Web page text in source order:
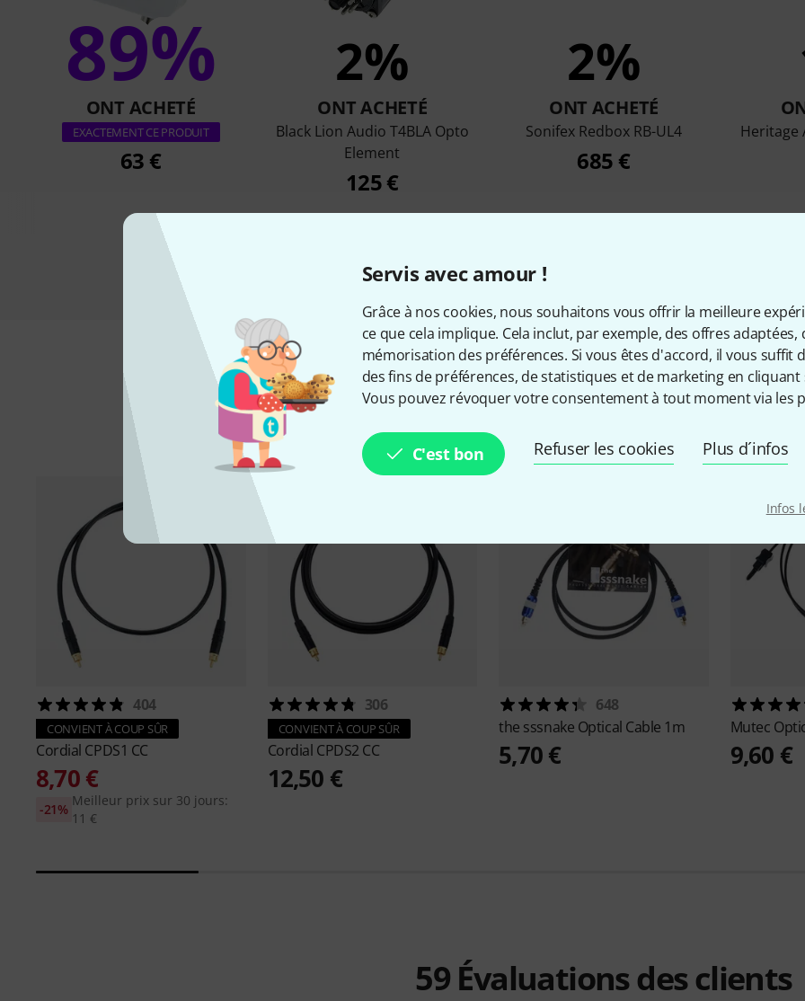
Servis avec amour !
Grâce à nos cookies, nous souhaitons vous offrir la meilleure
ce que cela implique. Cela inclut, par exemple, des offres
mémorisation des préférences. Si vous êtes d'accord, il vous suffit
des fins de préférences, de statistiques et de marketing en
Vous pouvez révoquer votre consentement à tout moment via les
C'est bon Refuser les cookies Plus d´infos
Infos
89%
ONT ACHETÉ
EXACTEMENT CE PRODUIT
63 €
2%
ONT ACHETÉ
Black Lion Audio T4BLA Opto
Element
125 €
2%
ONT ACHETÉ
Sonifex Redbox RB-UL4
685 €
Heritage
Accessoires & articles
404
CONVIENT À COUP SÛR
Cordial CPDS1 CC
8,70 €
Meilleur prix sur 30 jours:
11 €
-21%
306
CONVIENT À COUP SÛR
Cordial CPDS2 CC
12,50 €
648
the sssnake Optical Cable 1m
5,70 €
Mutec
9,60 €
59 Évaluations des clients